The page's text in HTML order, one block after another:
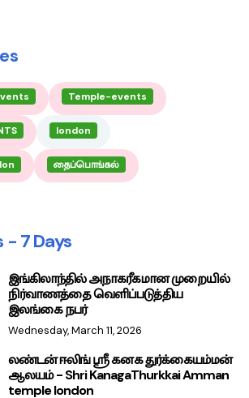
Temple-events
london
தைப்பொங்கல்
- 7 Days
இங்கிலாந்தில் அநாகரீகமான முறையில்
நிர்வாணத்தை வெளிப்படுத்திய
இலங்கை நபர்
Wednesday, March 11, 2026
லண்டன் ஈலிங் ஸ்ரீ கனக துர்க்கையம்மன்
ஆலயம் - Shri KanagaThurkkai Amman
temple london